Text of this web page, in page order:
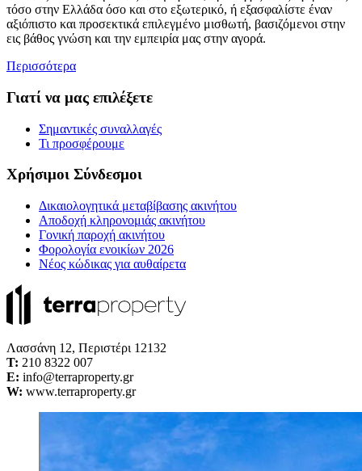
τόσο στην Ελλάδα όσο και στο εξωτερικό, ή εξασφαλίστε έναν
αξιόπιστο και προσεκτικά επιλεγμένο μισθωτή, βασιζόμενοι στην
εις βάθος γνώση και την εμπειρία μας στην αγορά.
Περισσότερα
Γιατί να μας επιλέξετε
Σημαντικές συναλλαγές
Τι προσφέρουμε
Χρήσιμοι Σύνδεσμοι
Δικαιολογητικά μεταβίβασης ακινήτου
Αποδοχή κληρονομιάς ακινήτου
Γονική παροχή ακινήτου
Φορολογία ενοικίων 2026
Νέος κώδικας για αυθαίρετα
Λασσάνη 12, Περιστέρι 12132
Τ: 210 8322 007
E: info@terraproperty.gr
W: www.terraproperty.gr